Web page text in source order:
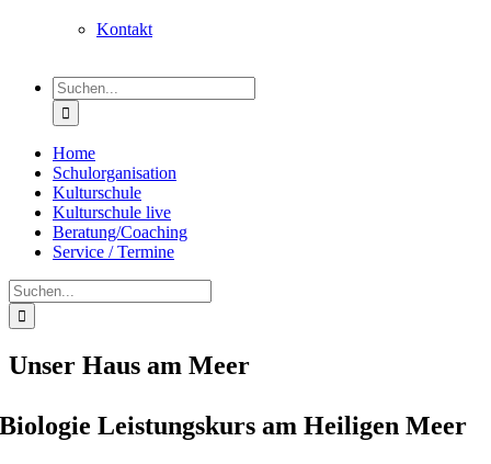
Kontakt
Suche
nach:
Home
Schulorganisation
Kulturschule
Kulturschule live
Beratung/Coaching
Service / Termine
Suche
nach:
Unser Haus am Meer
Biologie Leistungskurs am Heiligen Meer